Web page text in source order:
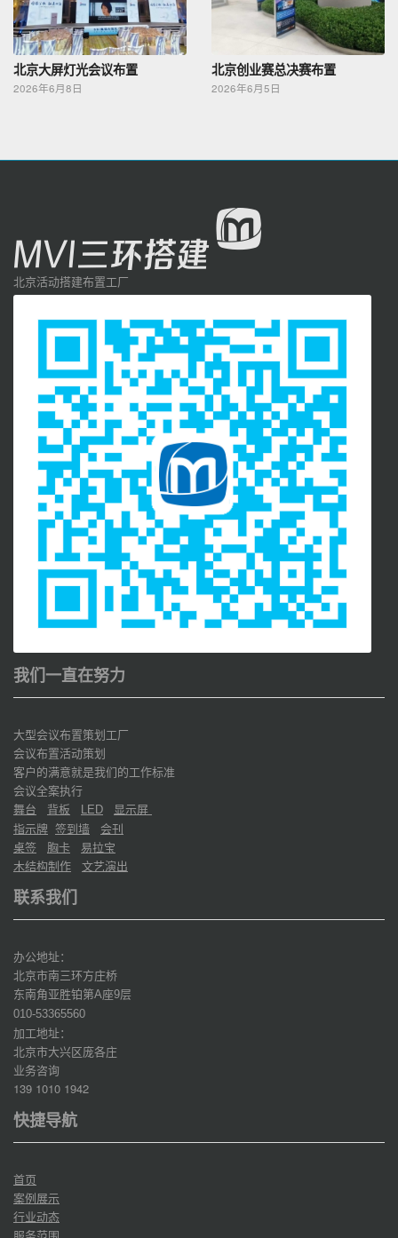
北京大屏灯光会议布置
2026年6月8日
北京创业赛总决赛布置
2026年6月5日
北京活动搭建布置工厂
我们一直在努力
大型会议布置策划工厂
会议布置活动策划
客户的满意就是我们的工作标准
会议全案执行
舞台
背板 LED
显示屏
指示牌 签到墙
会刊
桌签
胸卡
易拉宝
木结构制作
文艺演出
联系我们
办公地址：
北京市南三环方庄桥
东南角亚胜铂第A座9层
010-53365560
加工地址：
北京市大兴区庞各庄
业务咨询
139 1010 1942
快捷导航
首页
案例展示
行业动态